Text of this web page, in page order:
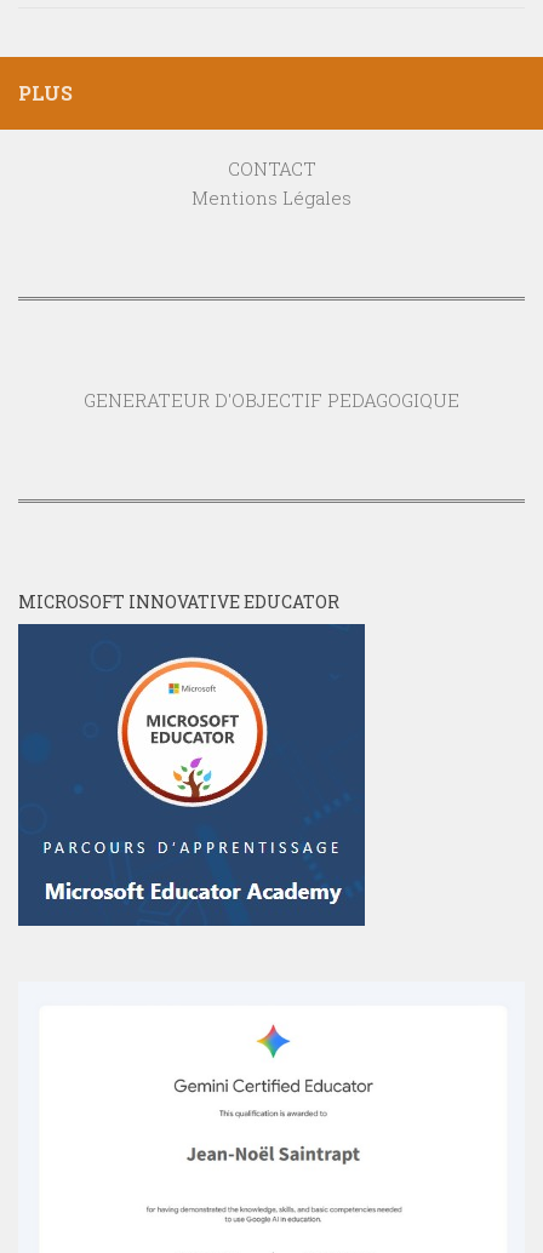
PLUS
CONTACT
Mentions Légales
GENERATEUR D'OBJECTIF PEDAGOGIQUE
MICROSOFT INNOVATIVE EDUCATOR